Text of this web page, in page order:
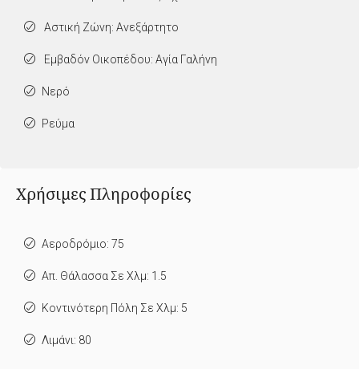
Αστική Ζώνη: Ανεξάρτητο
Εμβαδόν Οικοπέδου: Αγία Γαλήνη
Νερό
Ρεύμα
Χρήσιμες Πληροφορίες
Αεροδρόμιο: 75
Απ. Θάλασσα Σε Χλμ: 1.5
Κοντινότερη Πόλη Σε Χλμ: 5
Λιμάνι: 80